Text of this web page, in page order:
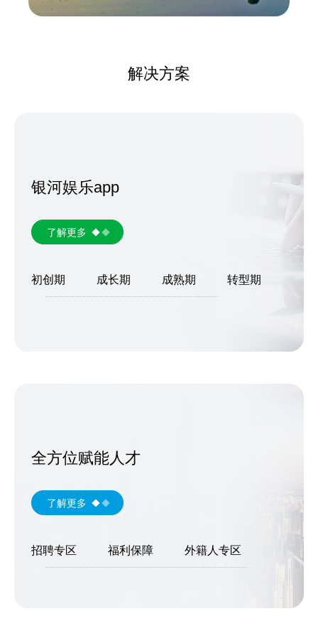
解决方案
银河娱乐app
了解更多
初创期 成长期 成熟期 转型期
全方位赋能人才
了解更多
招聘专区 福利保障 外籍人专区